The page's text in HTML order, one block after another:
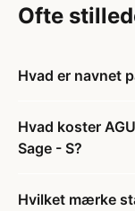
Ofte
Hvad er navnet
Hvad koster
Sage - S?
Hvilket mærke